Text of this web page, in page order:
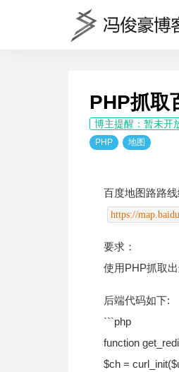
PHP抓取
博主提醒：暂未开
PHP 地图
百度地图路路线
https://
要求：
使用PHP抓取
后端代码如下:
```php
function
$ch =